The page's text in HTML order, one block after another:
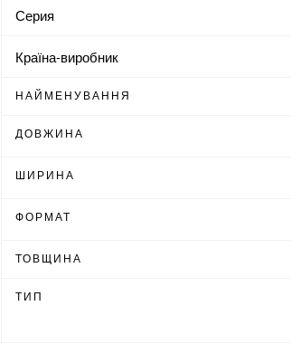
Серия
Країна-виробник
НАЙМЕНУВАННЯ
ДОВЖИНА
ШИРИНА
ФОРМАТ
ТОВЩИНА
ТИП